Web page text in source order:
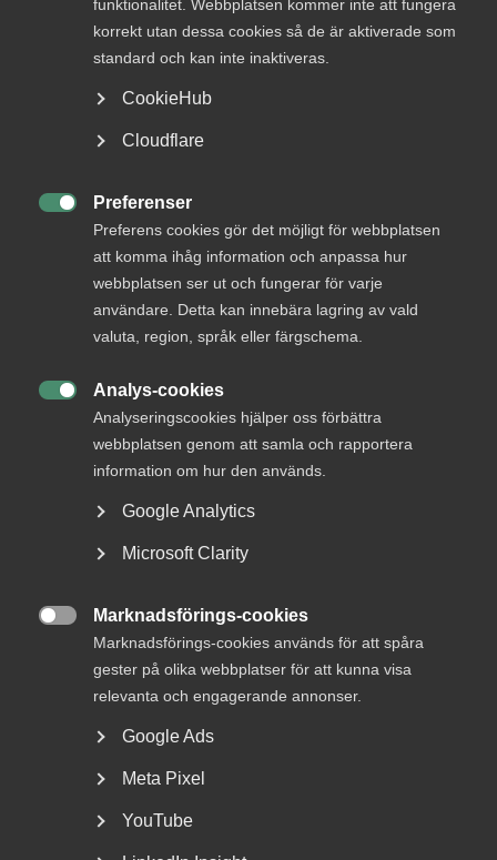
funktionalitet. Webbplatsen kommer inte att fungera
korrekt utan dessa cookies så de är aktiverade som
standard och kan inte inaktiveras.
CookieHub
Cloudflare
Preferenser
Preferens cookies gör det möjligt för webbplatsen
att komma ihåg information och anpassa hur
webbplatsen ser ut och fungerar för varje
användare. Detta kan innebära lagring av vald
valuta, region, språk eller färgschema.
Analys-cookies
Analyseringscookies hjälper oss förbättra
webbplatsen genom att samla och rapportera
information om hur den används.
Google Analytics
Microsoft Clarity
Marknadsförings-cookies
Marknadsförings-cookies används för att spåra
gester på olika webbplatser för att kunna visa
relevanta och engagerande annonser.
Google Ads
Meta Pixel
YouTube
Sök på almega.se
Cookie-inställningar
Endast tillgänglig för
medlemmar
Logga in
Bli medlem
MER OM ARBETSGIVARFRÅGOR
3 augusti Artiklar
skapa struktur, energi och
riktning
jobb, välfärd och den svenska